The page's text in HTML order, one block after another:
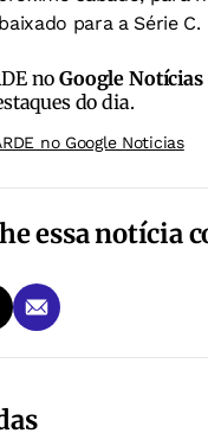
para a Série C.
noGoogle Notícias
do dia.
no Google Noticias
essa notícia